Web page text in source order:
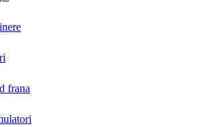
frana